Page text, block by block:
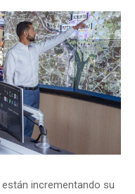
incrementando su